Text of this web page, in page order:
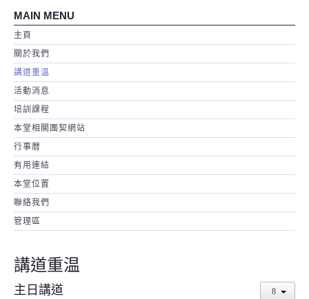
MAIN MENU
主頁
關於我們
講道重温
活動消息
培訓課程
本堂相關團契網站
行事暦
有用連結
本堂位置
聯絡我們
管理區
講道重温
主日講道